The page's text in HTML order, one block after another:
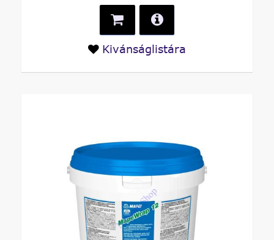
Kivánságlistára